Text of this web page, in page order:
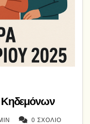
Κηδεμόνων
0 ΣΧΌΛΙΟ